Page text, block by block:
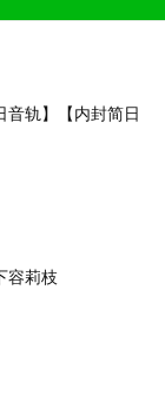
容莉枝